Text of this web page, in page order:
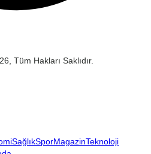
Tüm Hakları Saklıdır.
SağlıkSporMagazinTeknoloji